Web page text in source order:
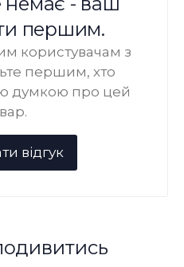
першим.
користувачам з
першим, хто
думкою про цей